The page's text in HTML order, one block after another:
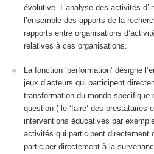
évolutive. L’analyse des activités
l’ensemble des apports de la
rapports entre organisations
relatives à ces organisations.
La fonction ‘performation’ désigne
jeux d’acteurs qui participent
transformation du monde spécifique
question ( le ‘faire’ des
interventions éducatives par
activités qui participent directement
participer directement à la